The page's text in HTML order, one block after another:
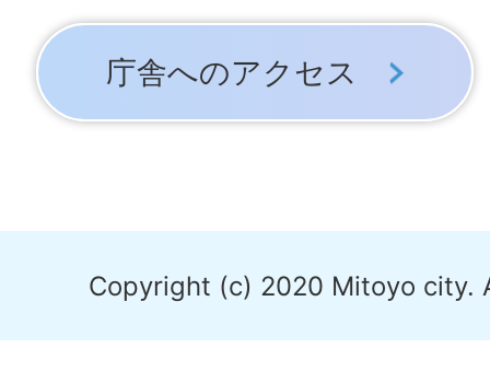
庁舎へのアクセス
Copyright (c) 2020 Mitoyo city.